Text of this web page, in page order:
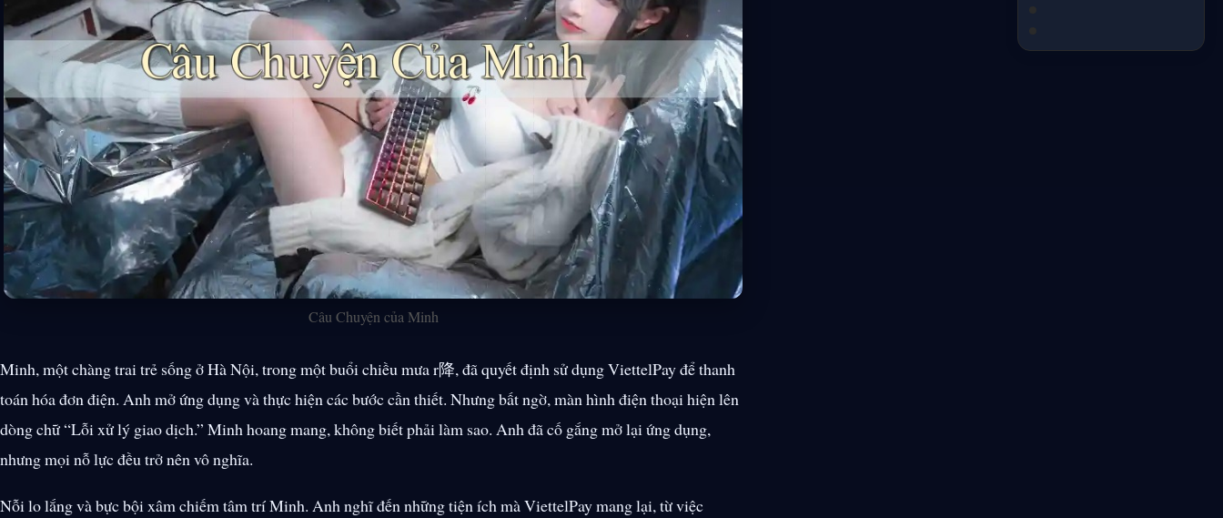
Câu Chuyện của Minh
Minh, một chàng trai trẻ sống ở Hà Nội, trong một buổi chiều mưa r降, đã quyết định sử dụng ViettelPay để thanh
toán hóa đơn điện. Anh mở ứng dụng và thực hiện các bước cần thiết. Nhưng bất ngờ, màn hình điện thoại hiện lên
dòng chữ “Lỗi xử lý giao dịch.” Minh hoang mang, không biết phải làm sao. Anh đã cố gắng mở lại ứng dụng,
nhưng mọi nỗ lực đều trở nên vô nghĩa.
Nỗi lo lắng và bực bội xâm chiếm tâm trí Minh. Anh nghĩ đến những tiện ích mà ViettelPay mang lại, từ việc